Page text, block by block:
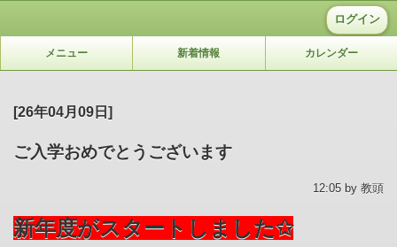
ログイン
メニュー 新着情報 カレンダー
[26年04月09日]
ご入学おめでとうございます
12:05 by 教頭
新年度がスタートしました✩